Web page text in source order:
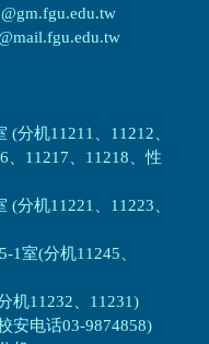
(分机11211、11212、
、11217、11218、性
(分机11221、11223、
1室(分机11245、
机11232、11231)
安电话03-9874858)